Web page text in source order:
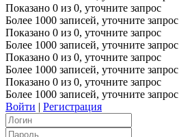
Показано 0 из 0, уточните запрос
Более 1000 записей, уточните запрос
Показано 0 из 0, уточните запрос
Более 1000 записей, уточните запрос
Показано 0 из 0, уточните запрос
Более 1000 записей, уточните запрос
Показано 0 из 0, уточните запрос
Более 1000 записей, уточните запрос
Войти | Регистрация